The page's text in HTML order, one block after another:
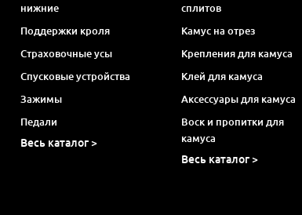
нижние
Поддержки кроля
Страховочные усы
Спусковые устройства
Зажимы
Педали
Весь каталог >
сплитов
Камус на отрез
Крепления для камуса
Клей для камуса
Аксессуары для камуса
Воск и пропитки для
камуса
Весь каталог >